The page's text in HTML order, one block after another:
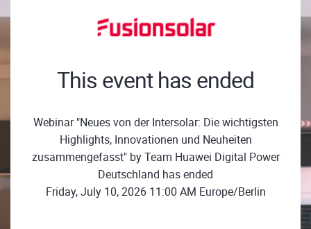
This event has ended
Webinar "Neues von der Intersolar: Die wichtigsten
Highlights, Innovationen und Neuheiten
zusammengefasst" by Team Huawei Digital Power
Deutschland has ended
Friday, July 10, 2026 11:00 AM Europe/Berlin